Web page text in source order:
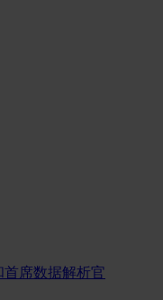
席数据解析官